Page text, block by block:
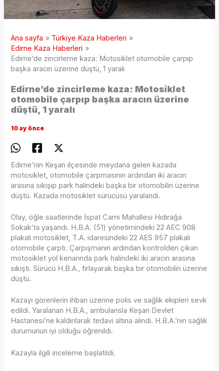
Ana sayfa
Türkiye Kaza Haberleri
Edirne Kaza Haberleri
Edirne’de zincirleme kaza: Motosiklet otomobile çarpıp
başka aracın üzerine düştü, 1 yaralı
Edirne’de zincirleme kaza: Motosiklet
otomobile çarpıp başka aracın üzerine
düştü, 1 yaralı
10 ay önce
Edirne’nin Keşan ilçesinde meydana gelen kazada
motosiklet, otomobile çarpmasının ardından iki aracın
arasına sıkışıp park halindeki başka bir otomobilin üzerine
düştü. Kazada motosiklet sürücüsü yaralandı.
Olay, öğle saatlerinde İspat Cami Mahallesi Hıdırağa
Sokak’ta yaşandı. H.B.A. (51) yönetimindeki 22 AEC 908
plakalı motosiklet, T.A. idaresindeki 22 AES 957 plakalı
otomobile çarptı. Çarpışmanın ardından kontrolden çıkan
motosiklet yol kenarında park halindeki iki aracın arasına
sıkıştı. Sürücü H.B.A., fırlayarak başka bir otomobilin üzerine
düştü.
Kazayı görenlerin ihbarı üzerine polis ve sağlık ekipleri sevk
edildi. Yaralanan H.B.A., ambulansla Keşan Devlet
Hastanesi’ne kaldırılarak tedavi altına alındı. H.B.A.’nın sağlık
durumunun iyi olduğu öğrenildi.
Kazayla ilgili inceleme başlatıldı.